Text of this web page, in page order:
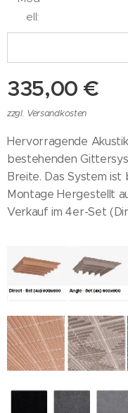
ell:
335,00 €
zzgl. Versandkosten
Hervorragende
bestehenden
Breite. Das System
Montage Hergestellt
Verkauf im 4er-Set